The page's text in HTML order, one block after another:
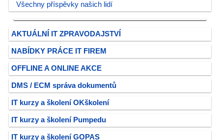
Všechny příspěvky našich lidí
AKTUÁLNÍ IT ZPRAVODAJSTVÍ
NABÍDKY PRÁCE IT FIREM
OFFLINE A ONLINE AKCE
DMS / ECM správa dokumentů
IT kurzy a školení OKškolení
IT kurzy a školení Pumpedu
IT kurzy a školení GOPAS